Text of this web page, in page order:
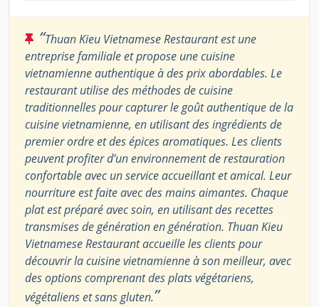
“Thuan Kieu Vietnamese Restaurant est une
entreprise familiale et propose une cuisine
vietnamienne authentique à des prix abordables. Le
restaurant utilise des méthodes de cuisine
traditionnelles pour capturer le goût authentique de la
cuisine vietnamienne, en utilisant des ingrédients de
premier ordre et des épices aromatiques. Les clients
peuvent profiter d’un environnement de restauration
confortable avec un service accueillant et amical. Leur
nourriture est faite avec des mains aimantes. Chaque
plat est préparé avec soin, en utilisant des recettes
transmises de génération en génération. Thuan Kieu
Vietnamese Restaurant accueille les clients pour
découvrir la cuisine vietnamienne à son meilleur, avec
des options comprenant des plats végétariens,
végétaliens et sans gluten.”